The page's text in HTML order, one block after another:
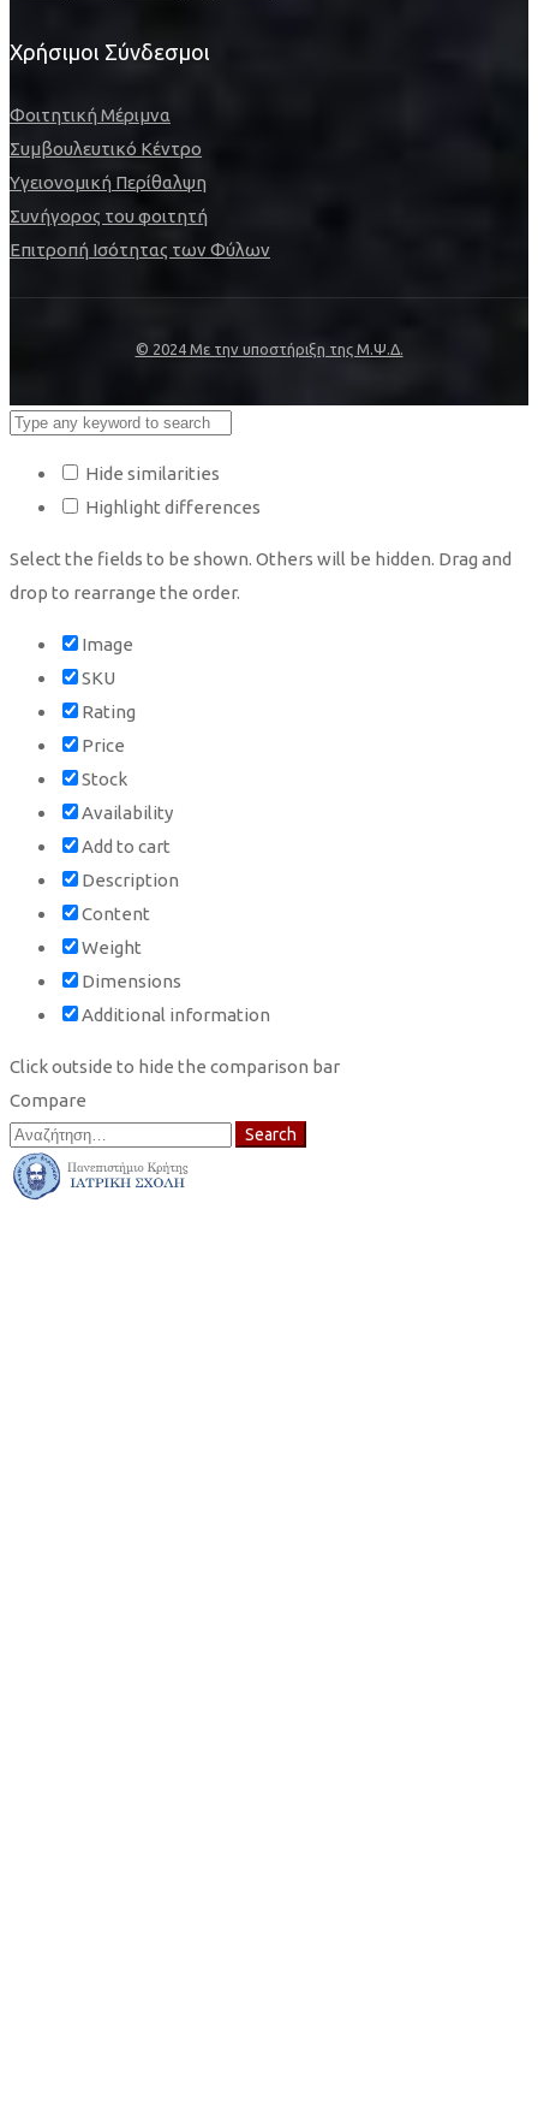
Χρήσιμοι Σύνδεσμοι
Φοιτητική Μέριμνα
Συμβουλευτικό Κέντρο
Υγειονομική Περίθαλψη
Συνήγορος του φοιτητή
Επιτροπή Ισότητας των Φύλων
© 2024 Με την υποστήριξη της Μ.Ψ.Δ.
Hide similarities
Highlight differences
Select the fields to be shown. Others will be hidden. Drag and
drop to rearrange the order.
Image
SKU
Rating
Price
Stock
Availability
Add to cart
Description
Content
Weight
Dimensions
Additional information
Click outside to hide the comparison bar
Compare
Search
for:
Search